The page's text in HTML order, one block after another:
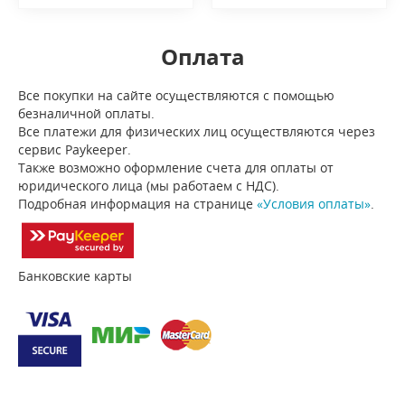
Оплата
Все покупки на сайте осуществляются с помощью
безналичной оплаты.
Все платежи для физических лиц осуществляются через
сервис Paykeeper.
Также возможно оформление счета для оплаты от
юридического лица (мы работаем с НДС).
Подробная информация на странице «Условия оплаты»
Банковские карты